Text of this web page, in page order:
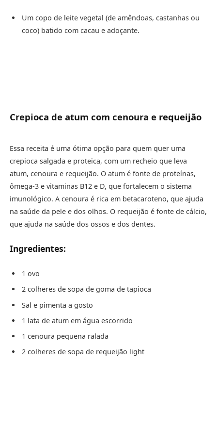
Um copo de leite vegetal (de amêndoas, castanhas ou
coco) batido com cacau e adoçante.
Crepioca de atum com cenoura e requeijão
Essa receita é uma ótima opção para quem quer uma
crepioca salgada e proteica, com um recheio que leva
atum, cenoura e requeijão. O atum é fonte de proteínas,
ômega-3 e vitaminas B12 e D, que fortalecem o sistema
imunológico. A cenoura é rica em betacaroteno, que ajuda
na saúde da pele e dos olhos. O requeijão é fonte de cálcio,
que ajuda na saúde dos ossos e dos dentes.
Ingredientes:
1 ovo
2 colheres de sopa de goma de tapioca
Sal e pimenta a gosto
1 lata de atum em água escorrido
1 cenoura pequena ralada
2 colheres de sopa de requeijão light